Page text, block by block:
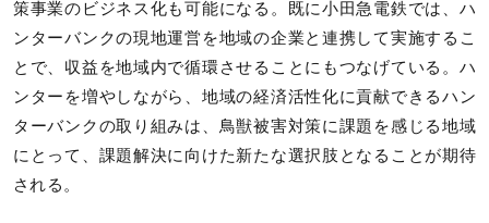
策事業のビジネス化も可能になる。既に小田急電鉄では、ハ
ンターバンクの現地運営を地域の企業と連携して実施するこ
とで、収益を地域内で循環させることにもつなげている。ハ
ンターを増やしながら、地域の経済活性化に貢献できるハン
ターバンクの取り組みは、鳥獣被害対策に課題を感じる地域
にとって、課題解決に向けた新たな選択肢となることが期待
される。